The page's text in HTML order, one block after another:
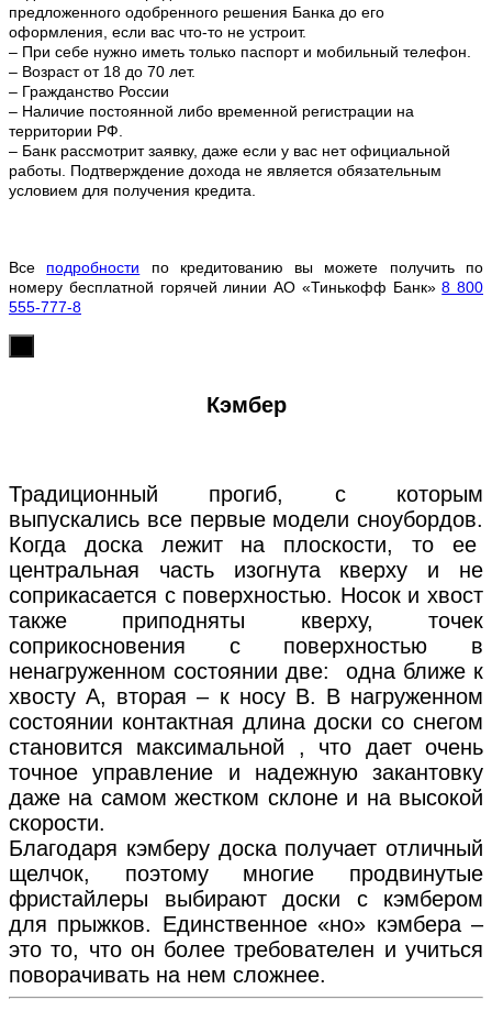
предложенного одобренного решения Банка до его
оформления, если вас что-то не устроит.
– При себе нужно иметь только паспорт и мобильный телефон.
– Возраст от 18 до 70 лет.
– Гражданство России
– Наличие постоянной либо временной регистрации на
территории РФ.
– Банк рассмотрит заявку, даже если у вас нет официальной
работы. Подтверждение дохода не является обязательным
условием для получения кредита.
Все подробности по кредитованию вы можете получить по
номеру бесплатной горячей линии АО «Тинькофф Банк»8 800
555-777-8
Кэмбер
Традиционный прогиб, с которым
выпускались все первые модели сноубордов.
Когда доска лежит на плоскости, то ее
центральная часть изогнута кверху и не
соприкасается с поверхностью. Носок и хвост
также приподняты кверху, точек
соприкосновения с поверхностью в
ненагруженном состоянии две: одна ближе к
хвосту А, вторая – к носу В. В нагруженном
состоянии контактная длина доски со снегом
становится максимальной , что дает очень
точное управление и надежную закантовку
даже на самом жестком склоне и на высокой
скорости.
Благодаря кэмберу доска получает отличный
щелчок, поэтому многие продвинутые
фристайлеры выбирают доски с кэмбером
для прыжков. Единственное «но» кэмбера –
это то, что он более требователен и учиться
поворачивать на нем сложнее.